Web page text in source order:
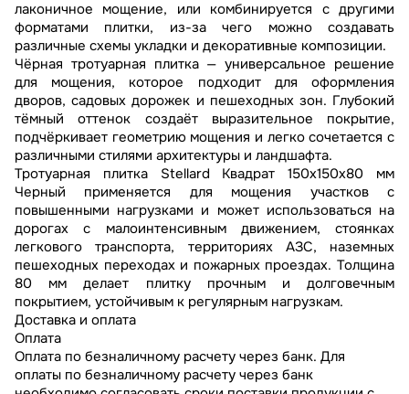
лаконичное мощение, или комбинируется с другими
форматами плитки, из-за чего можно создавать
различные схемы укладки и декоративные композиции.
Чёрная тротуарная плитка — универсальное решение
для мощения, которое подходит для оформления
дворов, садовых дорожек и пешеходных зон. Глубокий
тёмный оттенок создаёт выразительное покрытие,
подчёркивает геометрию мощения и легко сочетается с
различными стилями архитектуры и ландшафта.
Тротуарная плитка Stellard Квадрат 150x150x80 мм
Черный применяется для мощения участков с
повышенными нагрузками и может использоваться на
дорогах с малоинтенсивным движением, стоянках
легкового транспорта, территориях АЗС, наземных
пешеходных переходах и пожарных проездах. Толщина
80 мм делает плитку прочным и долговечным
покрытием, устойчивым к регулярным нагрузкам.
Доставка и оплата
Оплата
Оплата по безналичному расчету через банк. Для
оплаты по безналичному расчету через банк